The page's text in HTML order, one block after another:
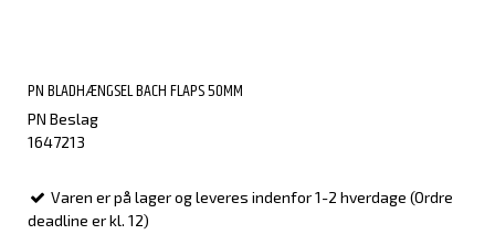
PN BLADHÆNGSEL BACH FLAPS 50MM
PN Beslag
1647213
Varen er på lager og leveres indenfor 1-2 hverdage (Ordre
deadline er kl. 12)